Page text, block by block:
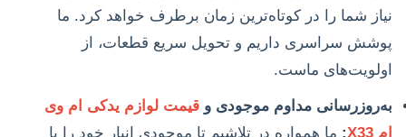
نیاز شما را در کوتاه‌ترین زمان برطرف خواهد کرد. ما
پوشش سراسری داریم و تحویل سریع قطعات، از
اولویت‌های ماست.
به‌روزرسانی مداوم موجودی و قیمت لوازم یدکی ام وی
ام X33
: ما همواره در تلاشیم تا موجودی انبار خود را با